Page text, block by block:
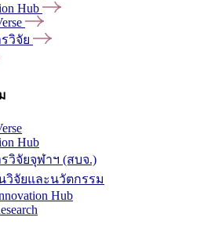
Hub
วิจัย
Hub
วิจัยจุฬาฯ (สบจ.)
วิจัยและนวัตกรรม
Hub